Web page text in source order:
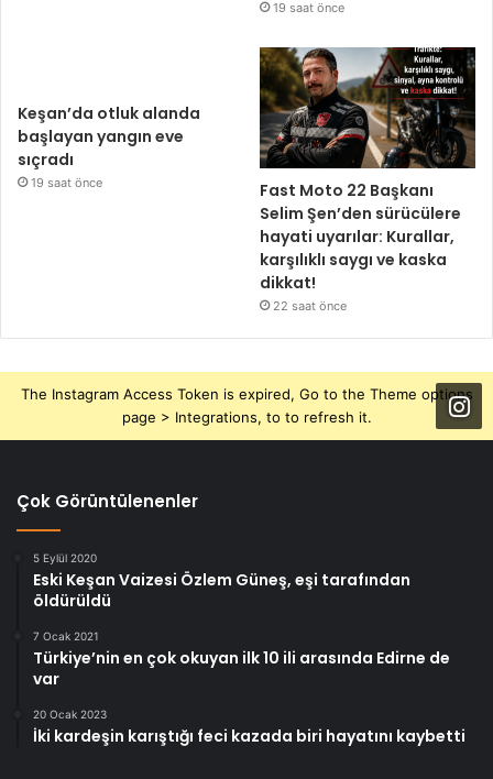
19 saat önce
Keşan’da otluk alanda
başlayan yangın eve
sıçradı
19 saat önce
Fast Moto 22 Başkanı
Selim Şen’den sürücülere
hayati uyarılar: Kurallar,
karşılıklı saygı ve kaska
dikkat!
22 saat önce
The Instagram Access Token is expired, Go to the Theme options
page > Integrations, to to refresh it.
Çok Görüntülenenler
5 Eylül 2020
Eski Keşan Vaizesi Özlem Güneş, eşi tarafından
öldürüldü
7 Ocak 2021
Türkiye’nin en çok okuyan ilk 10 ili arasında Edirne de
var
20 Ocak 2023
İki kardeşin karıştığı feci kazada biri hayatını kaybetti